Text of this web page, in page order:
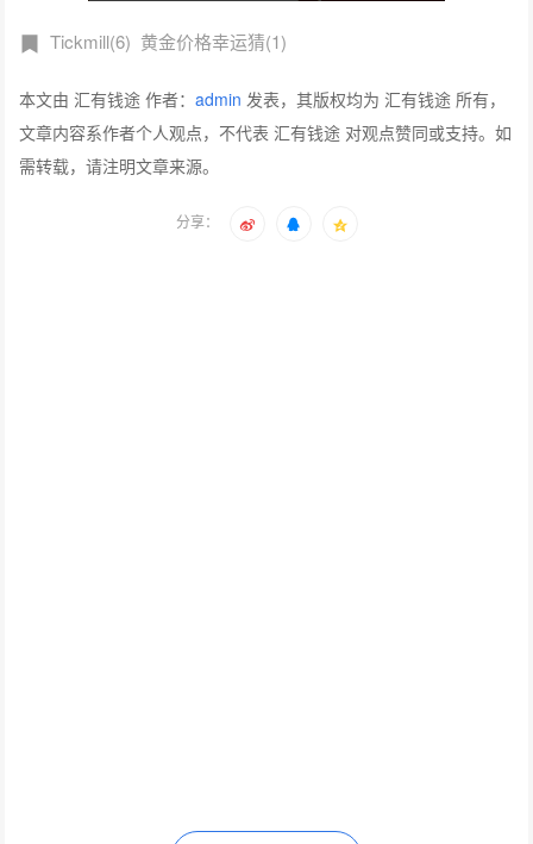
Tickmill(6) 黄金价格幸运猜(1)
本文由 汇有钱途 作者：admin 发表，其版权均为 汇有钱途 所有，
文章内容系作者个人观点，不代表 汇有钱途 对观点赞同或支持。如
需转载，请注明文章来源。
分享：